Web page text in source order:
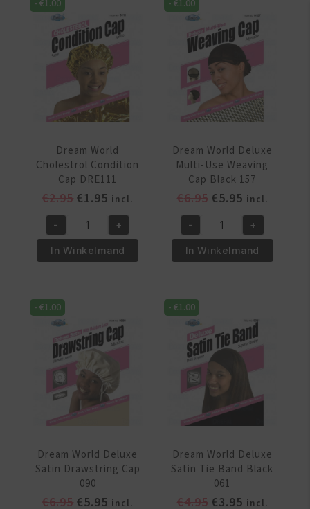
ASSORTED
COLORS
aantal
-€1.00
Dream World
Cholestrol Condition
Cap DRE111
€2.95 Oorspronkelijke
was:
€2.95.
€1.95 Huidige
prijs
is:
€1.95.
incl.
Dream
World
Cholestrol
Cap
DRE111
aantal
- +
In Winkelmand
-€1.00
Dream World Deluxe
Multi-Use Weaving
Cap Black 157
€6.95 Oorspronkelijke
was:
€6.95.
€5.95Huidige
prijs
is:
€5.95.
incl.
Dream
World
Deluxe
Use
Weaving
Cap
Black
157
aantal
- +
In Winkelmand
-€1.00
Dream World Deluxe
Satin Drawstring Cap
090
€6.95 Oorspronkelijke
€5.95 Huidige
incl.
-€1.00
Dream World Deluxe
Satin Tie Band Black
061
€4.95 Oorspronkelijke
€3.95Huidige
incl.